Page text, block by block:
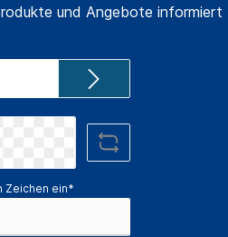
und Angebote informiert
Zeichen ein*